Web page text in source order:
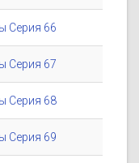
Серия 66
Серия 67
Серия 68
Серия 69